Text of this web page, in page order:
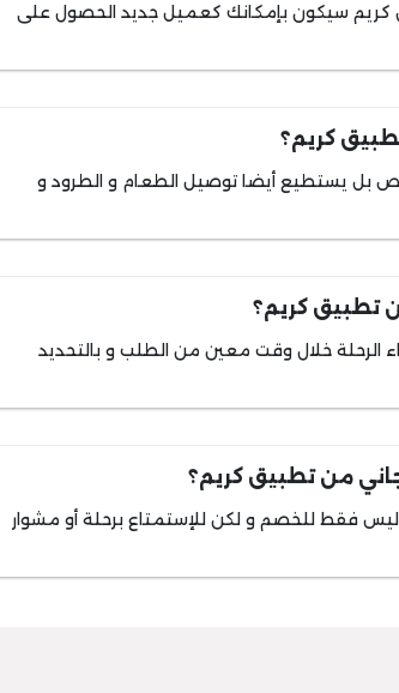
كريم سيكون بإمكانك كعميل جديد الحصول على
كريم؟
بل يستطيع أيضا توصيل الطعام و الطرود و
تطبيق كريم؟
خلال وقت معين من الطلب و بالتحديد
من تطبيق كريم؟
فقط للخصم و لكن للإستمتاع برحلة أو مشوار